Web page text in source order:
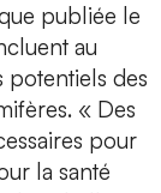
publiée le
au
potentiels des
« Des
pour
la santé